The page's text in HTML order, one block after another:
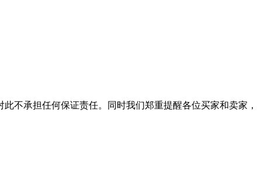
不承担任何保证责任。同时我们郑重提醒各位买家和卖家，